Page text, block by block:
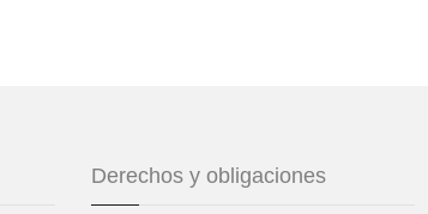
Derechos y obligaciones